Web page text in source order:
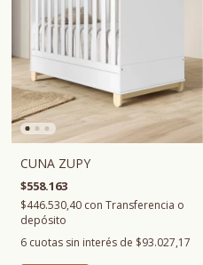
CUNA ZUPY
$558.163
$446.530,40 con Transferencia o
depósito
6 cuotas sin interés de $93.027,17